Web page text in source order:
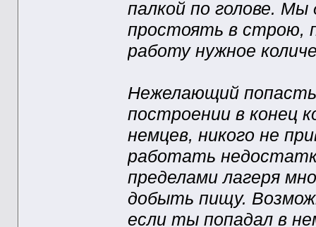
палкой по голове.
простоять в строю,
работу нужное
Нежелающий
построении в конец
немцев, никого не
работать
пределами лагеря
добыть пищу.
если ты попадал в